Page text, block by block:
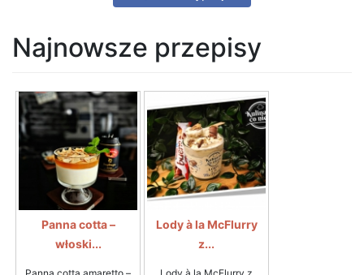
Najnowsze przepisy
Panna cotta –
włoski...
Lody à la McFlurry
z...